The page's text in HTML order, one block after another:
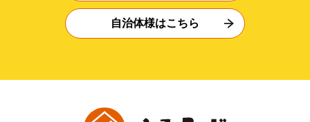
自治体様はこちら